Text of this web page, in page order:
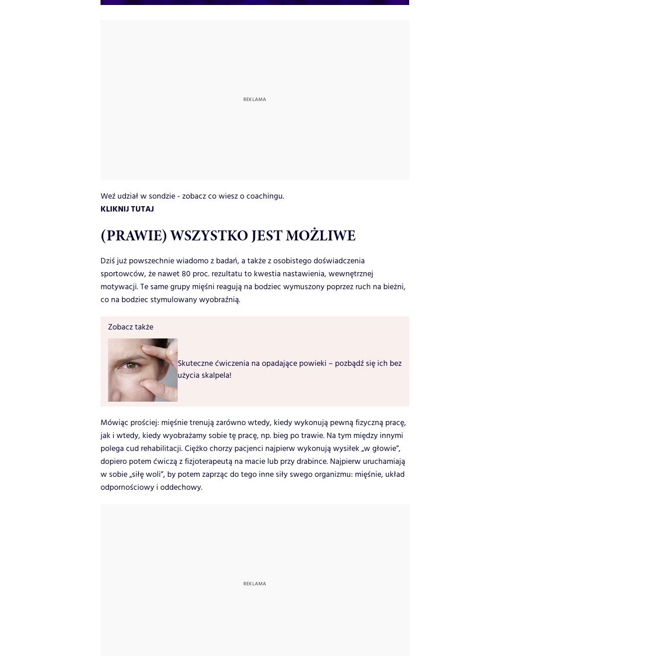
Weź udział w sondzie - zobacz co wiesz o coachingu.
KLIKNIJ TUTAJ
(PRAWIE) WSZYSTKO JEST MOŻLIWE
Dziś już powszechnie wiadomo z badań, a także z osobistego doświadczenia
sportowców, że nawet 80 proc. rezultatu to kwestia nastawienia, wewnętrznej
motywacji. Te same grupy mięśni reagują na bodziec wymuszony poprzez ruch na bieżni,
co na bodziec stymulowany wyobraźnią.
Zobacz także
Skuteczne ćwiczenia na opadające powieki – pozbądź się ich bez
użycia skalpela!
Mówiąc prościej: mięśnie trenują zarówno wtedy, kiedy wykonują pewną fizyczną pracę,
jak i wtedy, kiedy wyobrażamy sobie tę pracę, np. bieg po trawie. Na tym między innymi
polega cud rehabilitacji. Ciężko chorzy pacjenci najpierw wykonują wysiłek „w głowie”,
dopiero potem ćwiczą z fizjoterapeutą na macie lub przy drabince. Najpierw uruchamiają
w sobie „siłę woli”, by potem zaprząc do tego inne siły swego organizmu: mięśnie, układ
odpornościowy i oddechowy.